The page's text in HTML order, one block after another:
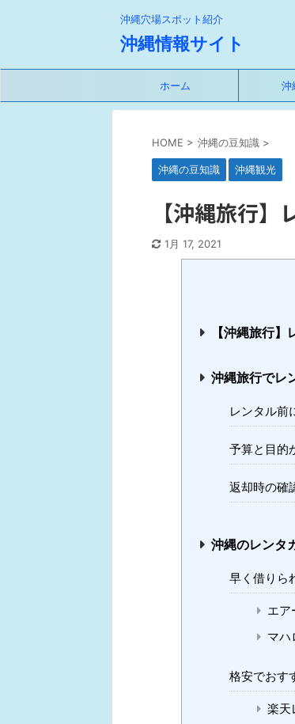
沖縄穴場スポット紹介
沖縄情報サイト
ホーム 沖
HOME > 沖縄の豆知識 >
沖縄の豆知識 沖縄観光
【沖縄旅行】
1月 17, 2021
【沖縄旅行
沖縄旅行でレ
レンタル前
予算と目的
返却時の確
沖縄のレンタ
早く借りら
エア
マハ
格安でおす
楽天